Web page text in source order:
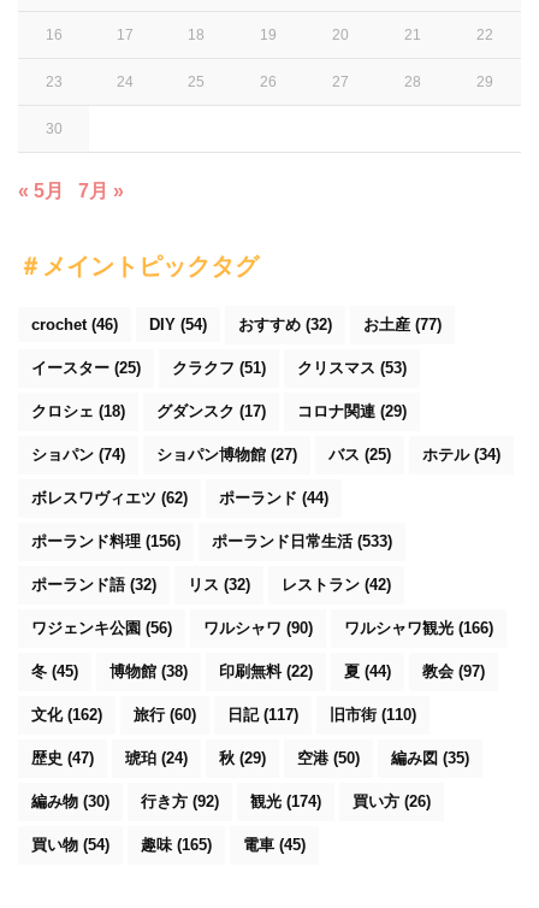
16 17 18 19 20 21 22
23 24 25 26 27 28 29
30
« 5月 7月 »
＃メイントピックタグ
crochet(46) DIY (54) おすすめ (32) お土産 (77)
イースター (25) クラクフ (51) クリスマス (53)
クロシェ (18) グダンスク (17) コロナ関連 (29)
ショパン (74) ショパン博物館 (27) バス (25) ホテル(34)
ボレスワヴィエツ (62) ポーランド (44)
ポーランド料理 (156) ポーランド日常生活(533)
ポーランド語(32) リス (32) レストラン (42)
ワジェンキ公園 (56) ワルシャワ (90) ワルシャワ観光 (166)
冬 (45) 博物館 (38) 印刷無料(22) 夏 (44) 教会 (97)
文化(162) 旅行 (60) 日記(117) 旧市街 (110)
歴史 (47) 琥珀 (24) 秋 (29) 空港 (50) 編み図 (35)
編み物 (30) 行き方 (92) 観光 (174) 買い方 (26)
買い物 (54) 趣味(165) 電車 (45)